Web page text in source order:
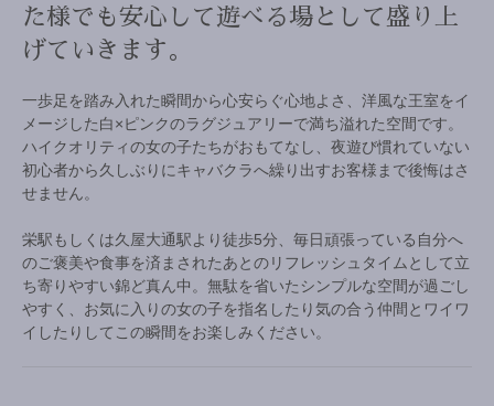
た様でも安心して遊べる場として盛り上
げていきます。
一歩足を踏み入れた瞬間から心安らぐ心地よさ、洋風な王室をイ
メージした白×ピンクのラグジュアリーで満ち溢れた空間です。
ハイクオリティの女の子たちがおもてなし、夜遊び慣れていない
初心者から久しぶりにキャバクラへ繰り出すお客様まで後悔はさ
せません。
栄駅もしくは久屋大通駅より徒歩5分、毎日頑張っている自分へ
のご褒美や食事を済まされたあとのリフレッシュタイムとして立
ち寄りやすい錦ど真ん中。無駄を省いたシンプルな空間が過ごし
やすく、お気に入りの女の子を指名したり気の合う仲間とワイワ
イしたりしてこの瞬間をお楽しみください。